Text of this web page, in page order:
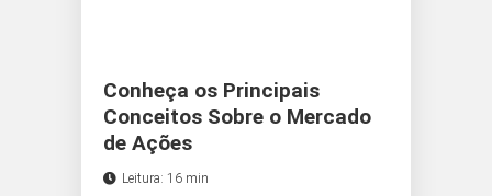
Conheça os Principais
Conceitos Sobre o Mercado
de Ações
Leitura: 16 min